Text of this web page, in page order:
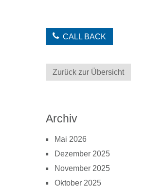
CALL BACK
Zurück zur Übersicht
Archiv
Mai 2026
Dezember 2025
November 2025
Oktober 2025